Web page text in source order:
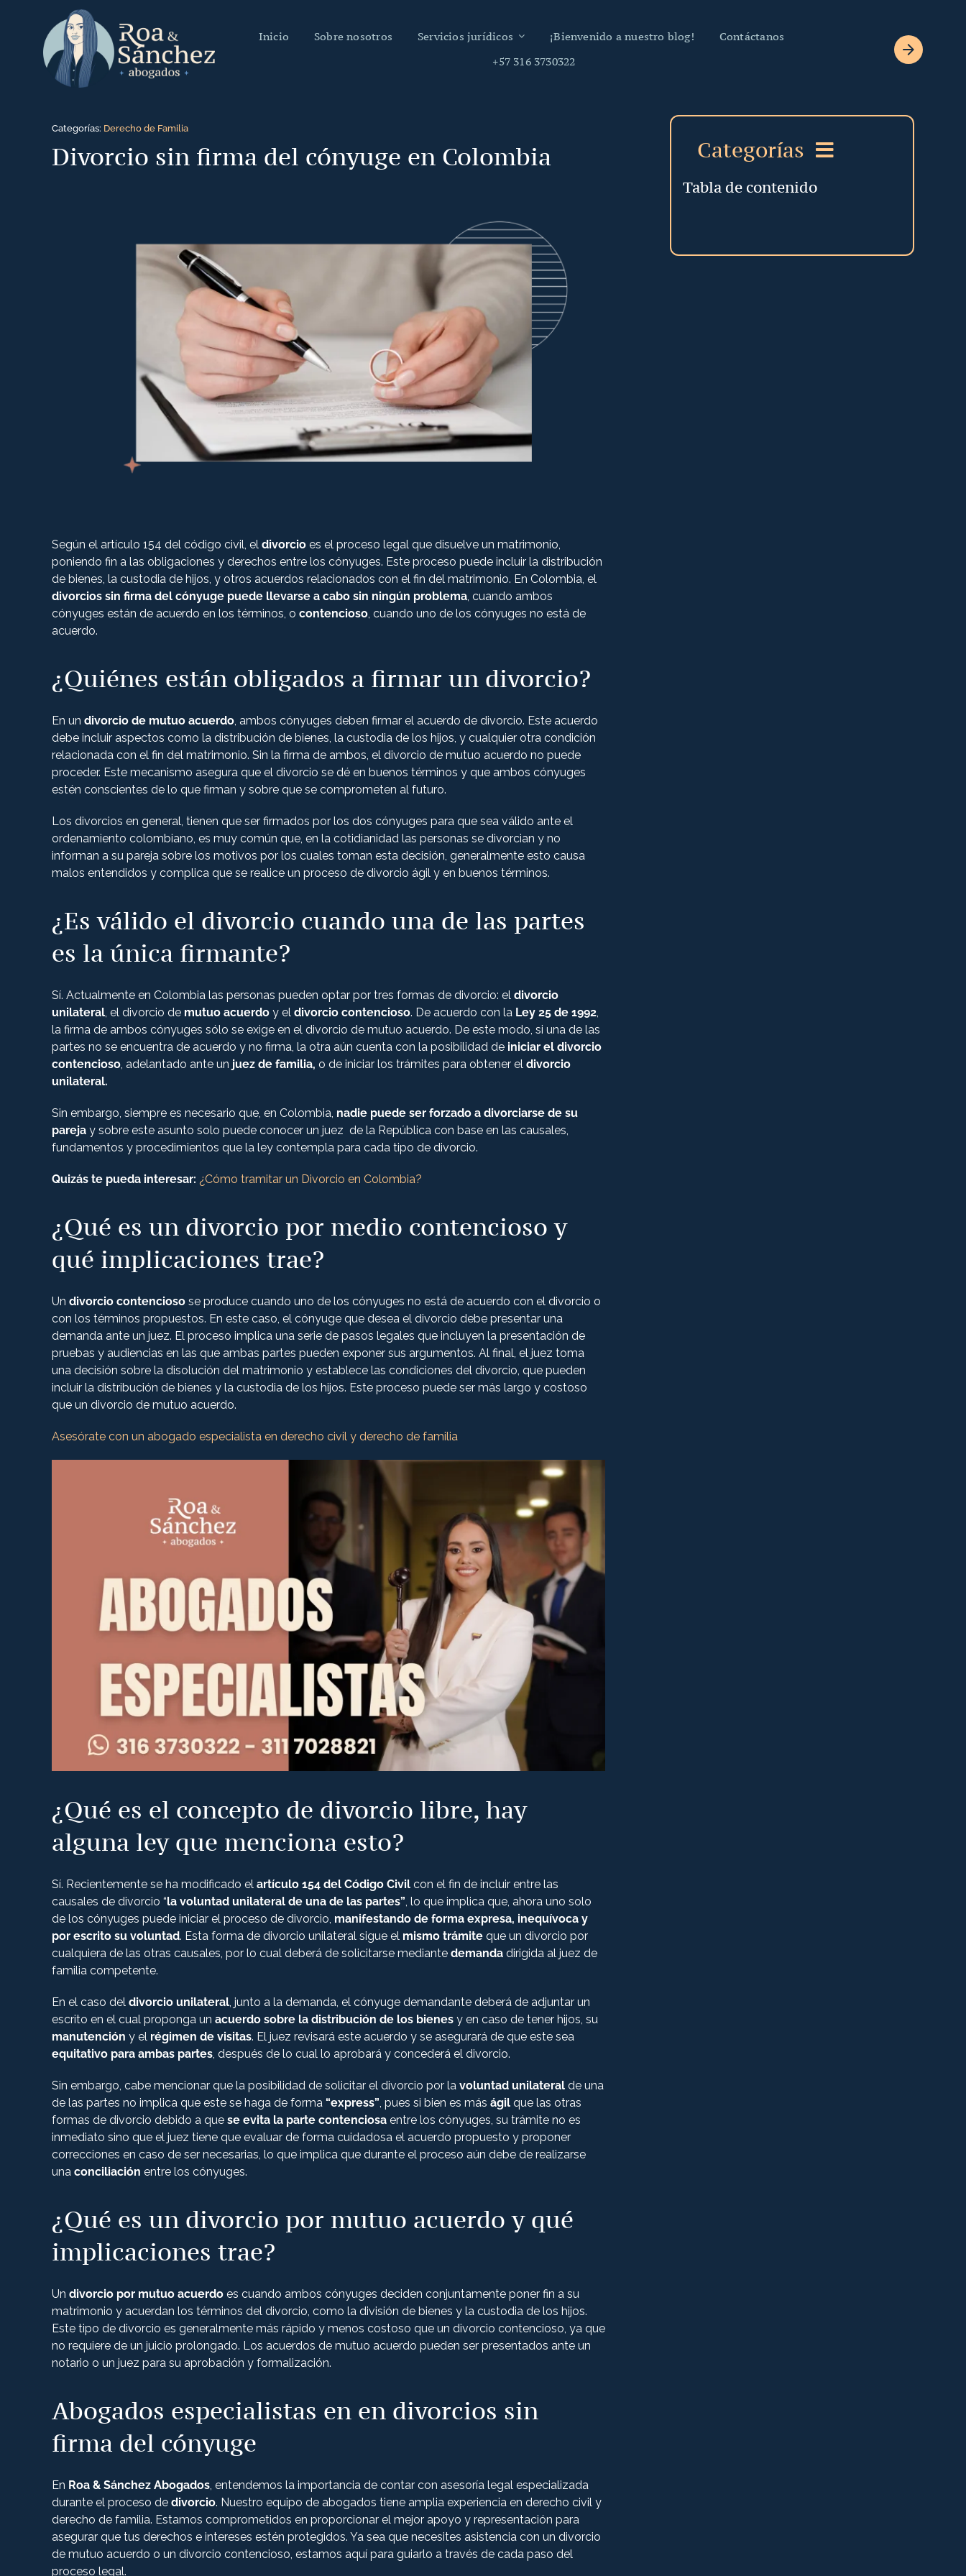
contenido
Inicio Sobre nosotros Servicios jurídicos ¡Bienvenido a nuestro blog!
Contáctanos
+57 316 3730322
Categorías: Derecho de Familia
Divorcio sin firma del cónyuge en Colombia
Según el artículo 154 del código civil, el divorcio es el proceso legal que disuelve un matrimonio,
poniendo fin a las obligaciones y derechos entre los cónyuges. Este proceso puede incluir la distribución
de bienes, la custodia de hijos, y otros acuerdos relacionados con el fin del matrimonio. En Colombia, el
divorcios sin firma del cónyuge puede llevarse a cabo sin ningún problema, cuando ambos
cónyuges están de acuerdo en los términos, o contencioso, cuando uno de los cónyuges no está de
acuerdo.
¿Quiénes están obligados a firmar un divorcio?
En un divorcio de mutuo acuerdo, ambos cónyuges deben firmar el acuerdo de divorcio. Este acuerdo
debe incluir aspectos como la distribución de bienes, la custodia de los hijos, y cualquier otra condición
relacionada con el fin del matrimonio. Sin la firma de ambos, el divorcio de mutuo acuerdo no puede
proceder. Este mecanismo asegura que el divorcio se dé en buenos términos y que ambos cónyuges
estén conscientes de lo que firman y sobre que se comprometen al futuro.
Los divorcios en general, tienen que ser firmados por los dos cónyuges para que sea válido ante el
ordenamiento colombiano, es muy común que, en la cotidianidad las personas se divorcian y no
informan a su pareja sobre los motivos por los cuales toman esta decisión, generalmente esto causa
malos entendidos y complica que se realice un proceso de divorcio ágil y en buenos términos.
¿Es válido el divorcio cuando una de las partes
es la única firmante?
Sí. Actualmente en Colombia las personas pueden optar por tres formas de divorcio: el divorcio
unilateral, el divorcio de mutuo acuerdo y el divorcio contencioso. De acuerdo con la Ley 25 de 1992,
la firma de ambos cónyuges sólo se exige en el divorcio de mutuo acuerdo. De este modo, si una de las
partes no se encuentra de acuerdo y no firma, la otra aún cuenta con la posibilidad de iniciar el divorcio
contencioso, adelantado ante un juez de familia, o de iniciar los trámites para obtener el divorcio
unilateral.
Sin embargo, siempre es necesario que, en Colombia, nadie puede ser forzado a divorciarse de su
pareja y sobre este asunto solo puede conocer un juez de la República con base en las causales,
fundamentos y procedimientos que la ley contempla para cada tipo de divorcio.
Quizás te pueda interesar: ¿Cómo tramitar un Divorcio en Colombia?
¿Qué es un divorcio por medio contencioso y
qué implicaciones trae?
Un divorcio contencioso se produce cuando uno de los cónyuges no está de acuerdo con el divorcio o
con los términos propuestos. En este caso, el cónyuge que desea el divorcio debe presentar una
demanda ante un juez. El proceso implica una serie de pasos legales que incluyen la presentación de
pruebas y audiencias en las que ambas partes pueden exponer sus argumentos. Al final, el juez toma
una decisión sobre la disolución del matrimonio y establece las condiciones del divorcio, que pueden
incluir la distribución de bienes y la custodia de los hijos. Este proceso puede ser más largo y costoso
que un divorcio de mutuo acuerdo.
Asesórate con un abogado especialista en derecho civil y derecho de familia
¿Qué es el concepto de divorcio libre, hay
alguna ley que menciona esto?
Sí. Recientemente se ha modificado el artículo 154 del Código Civil con el fin de incluir entre las
causales de divorcio “la voluntad unilateral de una de las partes”, lo que implica que, ahora uno solo
de los cónyuges puede iniciar el proceso de divorcio, manifestando de forma expresa, inequívoca y
por escrito su voluntad. Esta forma de divorcio unilateral sigue el mismo trámite que un divorcio por
cualquiera de las otras causales, por lo cual deberá de solicitarse mediante demanda dirigida al juez de
familia competente.
En el caso del divorcio unilateral, junto a la demanda, el cónyuge demandante deberá de adjuntar un
escrito en el cual proponga un acuerdo sobre la distribución de los bienes y en caso de tener hijos, su
manutención y el régimen de visitas. El juez revisará este acuerdo y se asegurará de que este sea
equitativo para ambas partes, después de lo cual lo aprobará y concederá el divorcio.
Sin embargo, cabe mencionar que la posibilidad de solicitar el divorcio por la voluntad unilateral de una
de las partes no implica que este se haga de forma “express”, pues si bien es más ágil que las otras
formas de divorcio debido a que se evita la parte contenciosa entre los cónyuges, su trámite no es
inmediato sino que el juez tiene que evaluar de forma cuidadosa el acuerdo propuesto y proponer
correcciones en caso de ser necesarias, lo que implica que durante el proceso aún debe de realizarse
una conciliación entre los cónyuges.
¿Qué es un divorcio por mutuo acuerdo y qué
implicaciones trae?
Un divorcio por mutuo acuerdo es cuando ambos cónyuges deciden conjuntamente poner fin a su
matrimonio y acuerdan los términos del divorcio, como la división de bienes y la custodia de los hijos.
Este tipo de divorcio es generalmente más rápido y menos costoso que un divorcio contencioso, ya que
no requiere de un juicio prolongado. Los acuerdos de mutuo acuerdo pueden ser presentados ante un
notario o un juez para su aprobación y formalización.
Abogados especialistas en en divorcios sin
firma del cónyuge
En Roa & Sánchez Abogados, entendemos la importancia de contar con asesoría legal especializada
durante el proceso de divorcio. Nuestro equipo de abogados tiene amplia experiencia en derecho civil y
derecho de familia. Estamos comprometidos en proporcionar el mejor apoyo y representación para
asegurar que tus derechos e intereses estén protegidos. Ya sea que necesites asistencia con un divorcio
de mutuo acuerdo o un divorcio contencioso, estamos aquí para guiarlo a través de cada paso del
proceso legal.
Categorías
Derecho de Familia
Tabla de contenido